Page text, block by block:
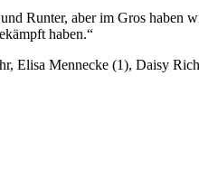
Runter, aber im Gros haben
haben.“
Mennecke (1), Daisy